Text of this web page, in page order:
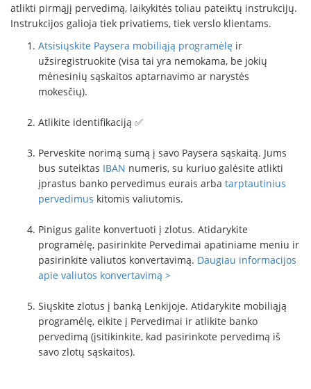
atlikti pirmąjį pervedimą, laikykitės toliau pateiktų instrukcijų.
Instrukcijos galioja tiek privatiems, tiek verslo klientams.
Atsisiųskite Paysera mobiliąją programėlę ir
užsiregistruokite (visa tai yra nemokama, be jokių
mėnesinių sąskaitos aptarnavimo ar narystės
mokesčių).
Atlikite identifikaciją ✅
Perveskite norimą sumą į savo Paysera sąskaitą. Jums
bus suteiktas IBAN numeris, su kuriuo galėsite atlikti
įprastus banko pervedimus eurais arba tarptautinius
pervedimus kitomis valiutomis.
Pinigus galite konvertuoti į zlotus. Atidarykite
programėlę, pasirinkite Pervedimai apatiniame meniu ir
pasirinkite valiutos konvertavimą. Daugiau informacijos
apie valiutos konvertavimą >
Siųskite zlotus į banką Lenkijoje. Atidarykite mobiliąją
programėlę, eikite į Pervedimai ir atlikite banko
pervedimą (įsitikinkite, kad pasirinkote pervedimą iš
savo zlotų sąskaitos).